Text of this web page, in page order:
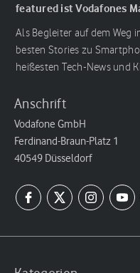
featured ist Vodafones
Als Begleiter auf dem Weg
besten Stories zu
heißesten Tech-News und
Anschrift
Vodafone GmbH
Ferdinand-Braun-Platz 1
40549 Düsseldorf